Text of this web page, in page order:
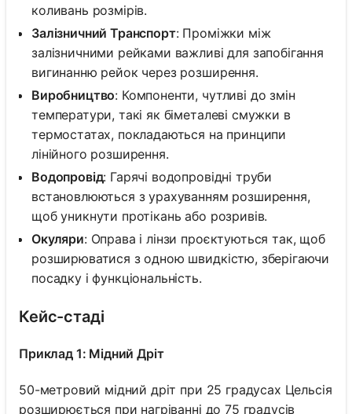
коливань розмірів.
Залізничний Транспорт: Проміжки між
залізничними рейками важливі для запобігання
вигинанню рейок через розширення.
Виробництво: Компоненти, чутливі до змін
температури, такі як біметалеві смужки в
термостатах, покладаються на принципи
лінійного розширення.
Водопровід: Гарячі водопровідні труби
встановлюються з урахуванням розширення,
щоб уникнути протікань або розривів.
Окуляри: Оправа і лінзи проєктуються так, щоб
розширюватися з одною швидкістю, зберігаючи
посадку і функціональність.
Кейс-стаді
Приклад 1: Мідний Дріт
50-метровий мідний дріт при 25 градусах Цельсія
розширюється при нагріванні до 75 градусів